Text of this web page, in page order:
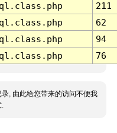
211
62
94
76
, 由此给您带来的访问不便我
.